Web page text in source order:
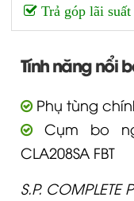
Trả góp lãi suất
Tính năng nổi
Phụ tùng
Cụm bo
CLA208SA FBT
S.P.